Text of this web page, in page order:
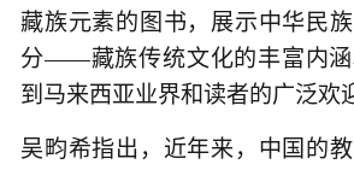
藏族元素的图书，展示中华民
分——藏族传统文化的丰富内涵
到马来西亚业界和读者的广泛欢
吴畇希指出，近年来，中国的